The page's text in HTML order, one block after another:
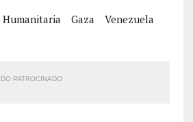
Humanitaria Gaza Venezuela
PATROCINADO